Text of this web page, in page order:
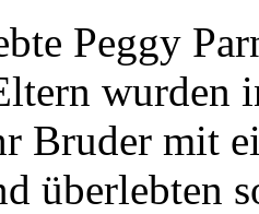
Peggy
wurden
Bruder mit
überlebten